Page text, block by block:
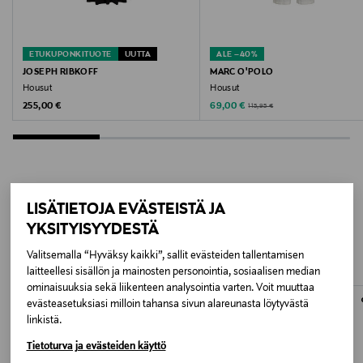
LISÄTIETOJA EVÄSTEISTÄ JA
YKSITYISYYDESTÄ
Valitsemalla “Hyväksy kaikki”, sallit evästeiden tallentamisen
laitteellesi sisällön ja mainosten personointia, sosiaalisen median
ominaisuuksia sekä liikenteen analysointia varten. Voit muuttaa
evästeasetuksiasi milloin tahansa sivun alareunasta löytyvästä
linkistä.
Tietoturva ja evästeiden käyttö
ETUKUPONKITUOTE UUTTA
JOSEPH RIBKOFF
Housut
Original Price
255,00 €
ALE –40%
MARC O'POLO
Housut
Discounted Price
69,00 € Original Price
115,95 €
LISÄÄ KIINNOSTAVIA
TUOTTEITA
ONLINE EXCLUSIVE ONLINE EXCLUSIVE